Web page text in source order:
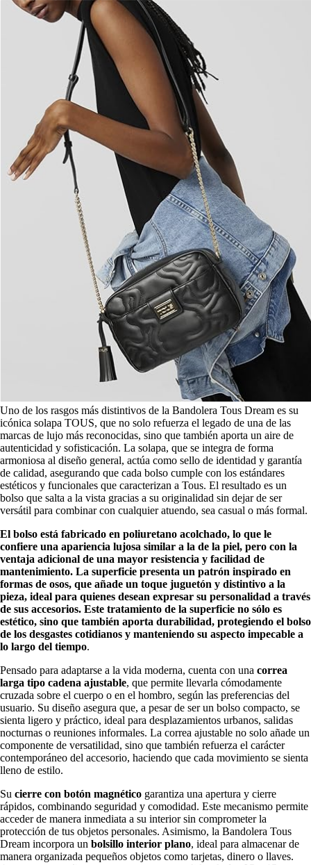
Uno de los rasgos más distintivos de la Bandolera Tous Dream es su
icónica solapa TOUS, que no solo refuerza el legado de una de las
marcas de lujo más reconocidas, sino que también aporta un aire de
autenticidad y sofisticación. La solapa, que se integra de forma
armoniosa al diseño general, actúa como sello de identidad y garantía
de calidad, asegurando que cada bolso cumple con los estándares
estéticos y funcionales que caracterizan a Tous. El resultado es un
bolso que salta a la vista gracias a su originalidad sin dejar de ser
versátil para combinar con cualquier atuendo, sea casual o más formal.
El bolso está fabricado en poliuretano acolchado, lo que le
confiere una apariencia lujosa similar a la de la piel, pero con la
ventaja adicional de una mayor resistencia y facilidad de
mantenimiento. La superficie presenta un patrón inspirado en
formas de osos, que añade un toque juguetón y distintivo a la
pieza, ideal para quienes desean expresar su personalidad a través
de sus accesorios. Este tratamiento de la superficie no sólo es
estético, sino que también aporta durabilidad, protegiendo el bolso
de los desgastes cotidianos y manteniendo su aspecto impecable a
lo largo del tiempo.
Pensado para adaptarse a la vida moderna, cuenta con una correa
larga tipo cadena ajustable, que permite llevarla cómodamente
cruzada sobre el cuerpo o en el hombro, según las preferencias del
usuario. Su diseño asegura que, a pesar de ser un bolso compacto, se
sienta ligero y práctico, ideal para desplazamientos urbanos, salidas
nocturnas o reuniones informales. La correa ajustable no solo añade un
componente de versatilidad, sino que también refuerza el carácter
contemporáneo del accesorio, haciendo que cada movimiento se sienta
lleno de estilo.
Su cierre con botón magnético garantiza una apertura y cierre
rápidos, combinando seguridad y comodidad. Este mecanismo permite
acceder de manera inmediata a su interior sin comprometer la
protección de tus objetos personales. Asimismo, la Bandolera Tous
Dream incorpora un bolsillo interior plano, ideal para almacenar de
manera organizada pequeños objetos como tarjetas, dinero o llaves.